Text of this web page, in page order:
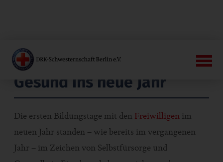
Gesund ins neue Jahr
Die ersten Bildungstage mit den Freiwilligen im
neuen Jahr standen – wie bereits im vergangenen
Jahr – im Zeichen von Selbstfürsorge und